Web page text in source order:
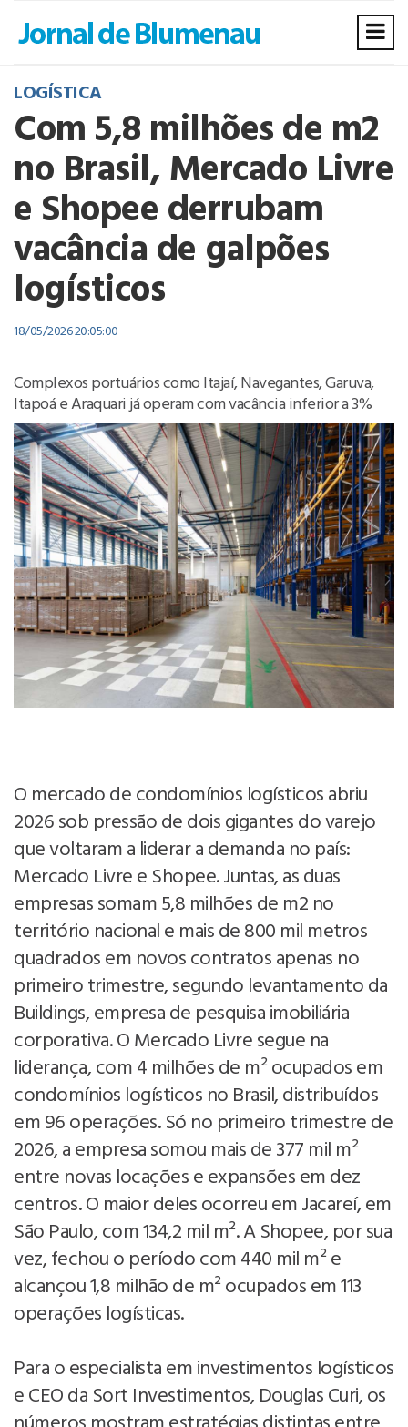
LOGÍSTICA
Com 5,8 milhões de m2
no Brasil, Mercado Livre
e Shopee derrubam
vacância de galpões
logísticos
18/05/2026 20:05:00
Complexos portuários como Itajaí, Navegantes, Garuva,
Itapoá e Araquari já operam com vacância inferior a 3%
O mercado de condomínios logísticos abriu
2026 sob pressão de dois gigantes do varejo
que voltaram a liderar a demanda no país:
Mercado Livre e Shopee. Juntas, as duas
empresas somam 5,8 milhões de m2 no
território nacional e mais de 800 mil metros
quadrados em novos contratos apenas no
primeiro trimestre, segundo levantamento da
Buildings, empresa de pesquisa imobiliária
corporativa. O Mercado Livre segue na
liderança, com 4 milhões de m² ocupados em
condomínios logísticos no Brasil, distribuídos
em 96 operações. Só no primeiro trimestre de
2026, a empresa somou mais de 377 mil m²
entre novas locações e expansões em dez
centros. O maior deles ocorreu em Jacareí, em
São Paulo, com 134,2 mil m². A Shopee, por sua
vez, fechou o período com 440 mil m² e
alcançou 1,8 milhão de m² ocupados em 113
operações logísticas.
Para o especialista em investimentos logísticos
e CEO da Sort Investimentos, Douglas Curi, os